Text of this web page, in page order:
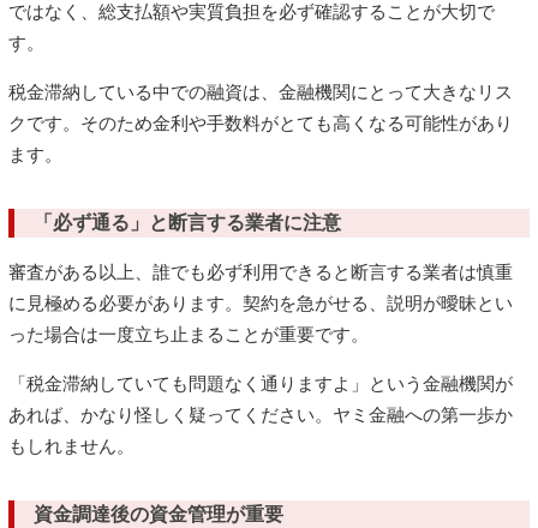
ではなく、総支払額や実質負担を必ず確認することが大切で
す。
税金滞納している中での融資は、金融機関にとって大きなリス
クです。そのため金利や手数料がとても高くなる可能性があり
ます。
「必ず通る」と断言する業者に注意
審査がある以上、誰でも必ず利用できると断言する業者は慎重
に見極める必要があります。契約を急がせる、説明が曖昧とい
った場合は一度立ち止まることが重要です。
「税金滞納していても問題なく通りますよ」という金融機関が
あれば、かなり怪しく疑ってください。ヤミ金融への第一歩か
もしれません。
資金調達後の資金管理が重要